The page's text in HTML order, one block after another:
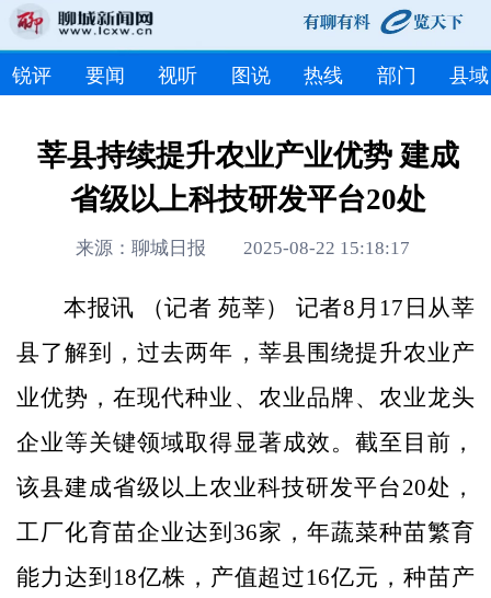
锐评 要闻 视听 图说 热线 部门 县域
莘县持续提升农业产业优势 建成
省级以上科技研发平台20处
来源：聊城日报 2025-08-22 15:18:17
本报讯 （记者 苑莘） 记者8月17日从莘
县了解到，过去两年，莘县围绕提升农业产
业优势，在现代种业、农业品牌、农业龙头
企业等关键领域取得显著成效。截至目前，
该县建成省级以上农业科技研发平台20处，
工厂化育苗企业达到36家，年蔬菜种苗繁育
能力达到18亿株，产值超过16亿元，种苗产